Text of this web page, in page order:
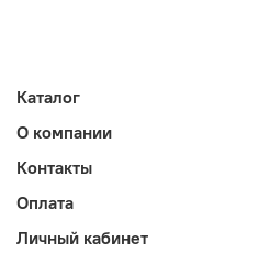
Каталог
О компании
Контакты
Оплата
Личный кабинет